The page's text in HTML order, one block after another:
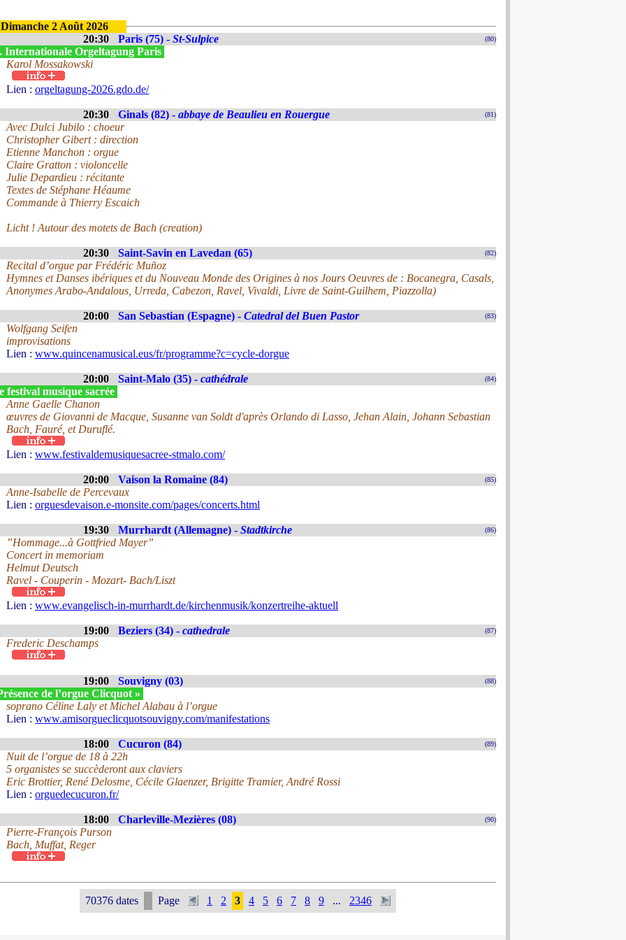
Dimanche 2 Août 2026
20:30
Paris (75) - St-Sulpice (80)
Internationale Orgeltagung Paris
Karol Mossakowski
Lien : orgeltagung-2026.gdo.de/
20:30 Ginals (82) - abbaye de Beaulieu en Rouergue (81)
Avec Dulci Jubilo : choeur
Christopher Gibert : direction
Etienne Manchon : orgue
Claire Gratton : violoncelle
Julie Depardieu : récitante
Textes de Stéphane Héaume
Commande à Thierry Escaich
Licht ! Autour des motets de Bach (creation)
20:30 Saint-Savin en Lavedan (65) (82)
Recital d’orgue par Frédéric Muñoz
Hymnes et Danses ibériques et du Nouveau Monde des Origines à nos Jours Oeuvres de : Bocanegra, Casals,
Anonymes Arabo-Andalous, Urreda, Cabezon, Ravel, Vivaldi, Livre de Saint-Guilhem, Piazzolla)
20:00 San Sebastian (Espagne) - Catedral del Buen Pastor (83)
Wolfgang Seifen
improvisations
Lien : www.quincenamusical.eus/fr/programme?c=cycle-dorgue
20:00 Saint-Malo (35) - cathédrale (84)
festival musique sacrée
Anne Gaelle Chanon
œuvres de Giovanni de Macque, Susanne van Soldt d'après Orlando di Lasso, Jehan Alain, Johann Sebastian
Bach, Fauré, et Duruflé.
Lien : www.festivaldemusiquesacree-stmalo.com/
20:00 Vaison la Romaine (84) (85)
Anne-Isabelle de Percevaux
Lien : orguesdevaison.e-monsite.com/pages/concerts.html
19:30 Murrhardt (Allemagne) - Stadtkirche (86)
”Hommage...à Gottfried Mayer”
Concert in memoriam
Helmut Deutsch
Ravel - Couperin - Mozart- Bach/Liszt
Lien : www.evangelisch-in-murrhardt.de/kirchenmusik/konzertreihe-aktuell
19:00 Beziers (34) - cathedrale (87)
Frederic Deschamps
19:00 Souvigny (03) (88)
de l’orgue Clicquot »
soprano Céline Laly et Michel Alabau à l’orgue
Lien : www.amisorgueclicquotsouvigny.com/manifestations
18:00 Cucuron (84) (89)
Nuit de l’orgue de 18 à 22h
5 organistes se succèderont aux claviers
Eric Brottier, René Delosme, Cécile Glaenzer, Brigitte Tramier, André Rossi
Lien : orguedecucuron.fr/
18:00 Charleville-Mezières (08) (90)
Pierre-François Purson
Bach, Muffat, Reger
70376 dates Page 1 2 3 4 5 6 7 8 9 ... 2346